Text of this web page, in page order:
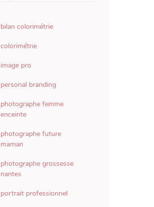
bilan colorimétrie
colorimétrie
image pro
personal branding
photographe femme
enceinte
photographe future
maman
photographe grossesse
nantes
portrait professionnel